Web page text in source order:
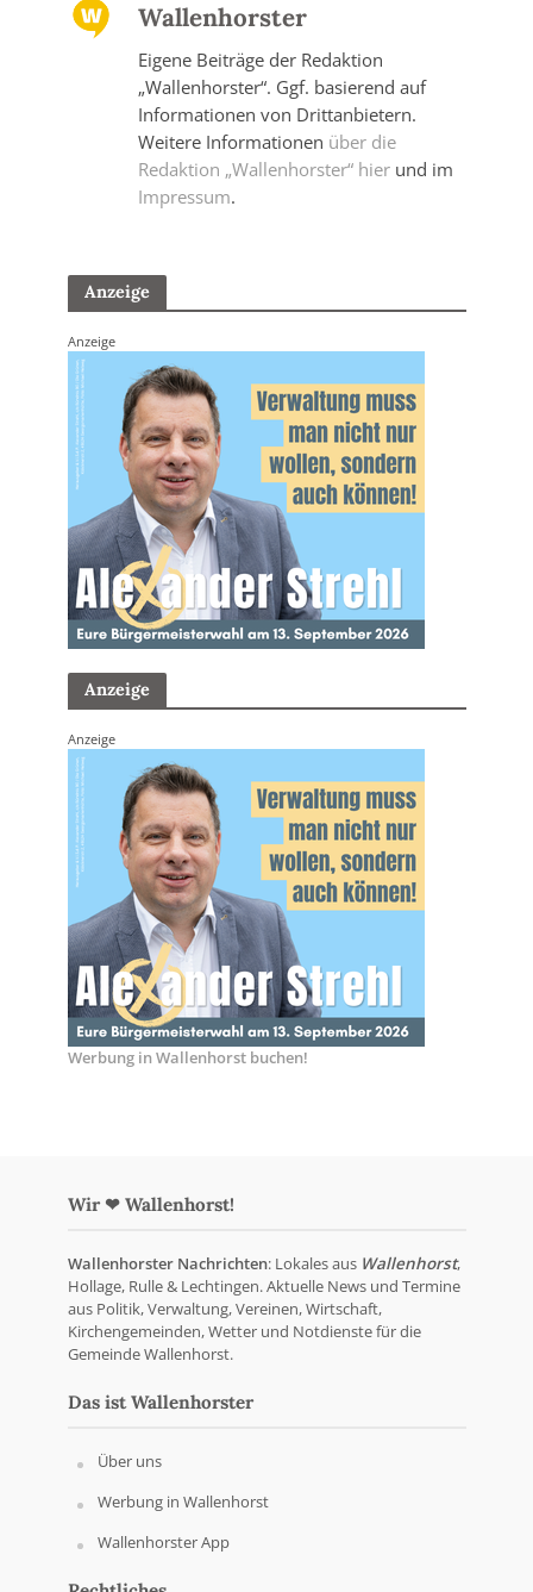
Wallenhorster
Eigene Beiträge der Redaktion
„Wallenhorster“. Ggf. basierend auf
Informationen von Drittanbietern.
Weitere Informationen über die
Redaktion „Wallenhorster“ hierund im
Impressum.
Anzeige
Anzeige
Anzeige
Anzeige
Werbung in Wallenhorst buchen!
Wir ❤ Wallenhorst!
Wallenhorster Nachrichten: Lokales aus Wallenhorst,
Hollage, Rulle & Lechtingen. Aktuelle News und Termine
aus Politik, Verwaltung, Vereinen, Wirtschaft,
Kirchengemeinden, Wetter und Notdienste für die
Gemeinde Wallenhorst.
Das ist Wallenhorster
Über uns
Werbung in Wallenhorst
Wallenhorster App